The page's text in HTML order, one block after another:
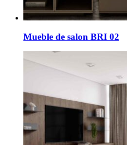
Mueble de salon BRI 02